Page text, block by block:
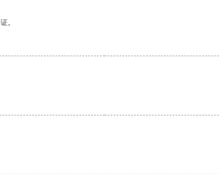
。